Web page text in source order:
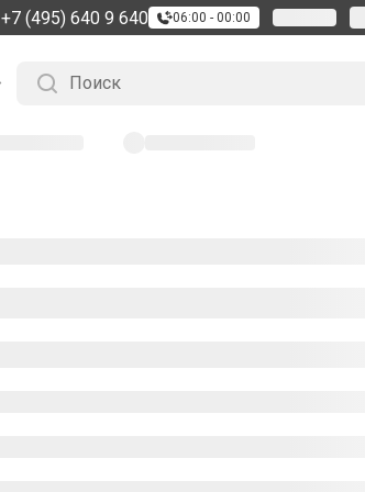
+7 (495) 640 9 640 06:00 - 00:00